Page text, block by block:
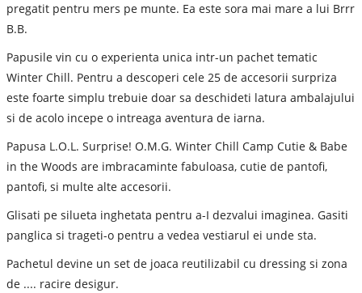
pregatit pentru mers pe munte. Ea este sora mai mare a lui Brrr
B.B.
Papusile vin cu o experienta unica intr-un pachet tematic
Winter Chill. Pentru a descoperi cele 25 de accesorii surpriza
este foarte simplu trebuie doar sa deschideti latura ambalajului
si de acolo incepe o intreaga aventura de iarna.
Papusa L.O.L. Surprise! O.M.G. Winter Chill Camp Cutie & Babe
in the Woods are imbracaminte fabuloasa, cutie de pantofi,
pantofi, si multe alte accesorii.
Glisati pe silueta inghetata pentru a-I dezvalui imaginea. Gasiti
panglica si trageti-o pentru a vedea vestiarul ei unde sta.
Pachetul devine un set de joaca reutilizabil cu dressing si zona
de .... racire desigur.